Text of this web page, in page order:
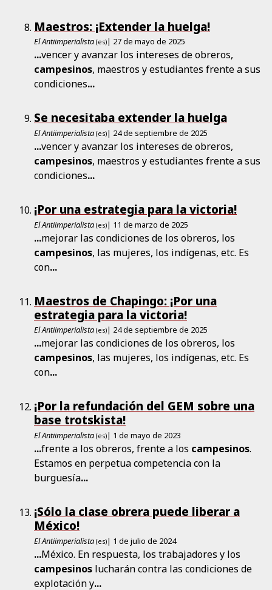
Maestros: ¡Extender la huelga!
El Antiimperialista (es)| 27 de mayo de 2025
...vencer y avanzar los intereses de obreros,
campesinos, maestros y estudiantes frente a sus
condiciones...
Se necesitaba extender la huelga
El Antiimperialista (es)| 24 de septiembre de 2025
...vencer y avanzar los intereses de obreros,
campesinos, maestros y estudiantes frente a sus
condiciones...
¡Por una estrategia para la victoria!
El Antiimperialista (es)| 11 de marzo de 2025
...mejorar las condiciones de los obreros, los
campesinos, las mujeres, los indígenas, etc. Es
con...
Maestros de Chapingo: ¡Por una
estrategia para la victoria!
El Antiimperialista (es)| 24 de septiembre de 2025
...mejorar las condiciones de los obreros, los
campesinos, las mujeres, los indígenas, etc. Es
con...
¡Por la refundación del GEM sobre una
base trotskista!
El Antiimperialista (es)| 1 de mayo de 2023
...frente a los obreros, frente a los campesinos.
Estamos en perpetua competencia con la
burguesía...
¡Sólo la clase obrera puede liberar a
México!
El Antiimperialista (es)| 1 de julio de 2024
...México. En respuesta, los trabajadores y los
campesinos lucharán contra las condiciones de
explotación y...